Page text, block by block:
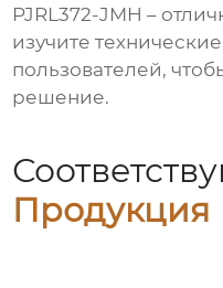
PJRL372-JMH –
изучите
пользователей,
решение.
Продукция